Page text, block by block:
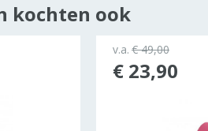
kochten ook
v.a. € 49,00
€ 23,90